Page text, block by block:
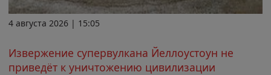
4 августа 2026 | 15:05
Извержение супервулкана Йеллоустоун не
приведёт к уничтожению цивилизации